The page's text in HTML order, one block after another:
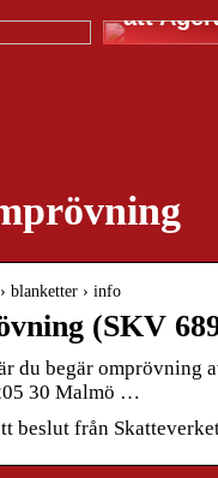
att
blanketter › info
(SKV
du begär
30 Malmö …
beslut från